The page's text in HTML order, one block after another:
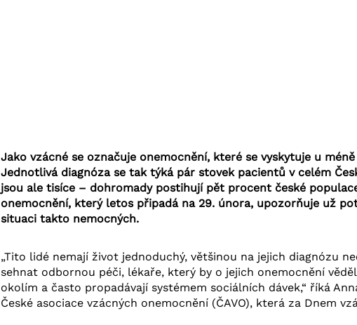
Jako vzácné se označuje onemocnění, které se vyskytuje u
Jednotlivá diagnóza se tak týká pár stovek pacientů v celém
jsou ale tisíce – dohromady postihují pět procent české
onemocnění, který letos připadá na 29. února, upozorňuje už
situaci takto nemocných.
„Tito lidé nemají život jednoduchý, většinou na jejich diagnózu
sehnat odbornou péči, lékaře, který by o jejich onemocnění
okolím a často propadávají systémem sociálních dávek,“ říká
České asociace vzácných onemocnění (ČAVO), která za Dnem